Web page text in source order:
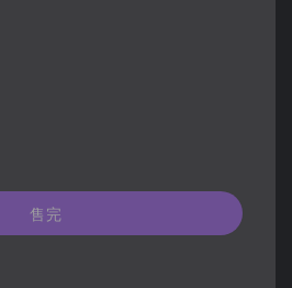
售完